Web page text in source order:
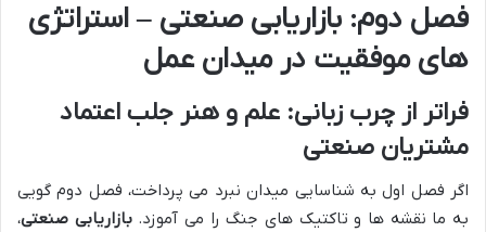
فصل دوم: بازاریابی صنعتی – استراتژی
های موفقیت در میدان عمل
فراتر از چرب زبانی: علم و هنر جلب اعتماد
مشتریان صنعتی
اگر فصل اول به شناسایی میدان نبرد می پرداخت، فصل دوم گویی
به ما نقشه ها و تاکتیک های جنگ را می آموزد.بازاریابی صنعتی،